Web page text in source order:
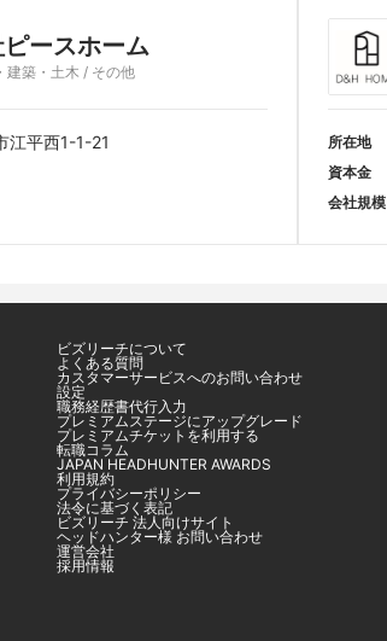
ースホーム
建築・土木 / その他
江平西1-1-21 所在地
資本金
会社規模
ビズリーチについて
よくある質問
カスタマーサービスへのお問い合わせ
設定
職務経歴書代行入力
プレミアムステージにアップグレード
プレミアムチケットを利用する
転職コラム
JAPAN HEADHUNTER AWARDS
利用規約
プライバシーポリシー
法令に基づく表記
ビズリーチ 法人向けサイト
ヘッドハンター様 お問い合わせ
運営会社
採用情報